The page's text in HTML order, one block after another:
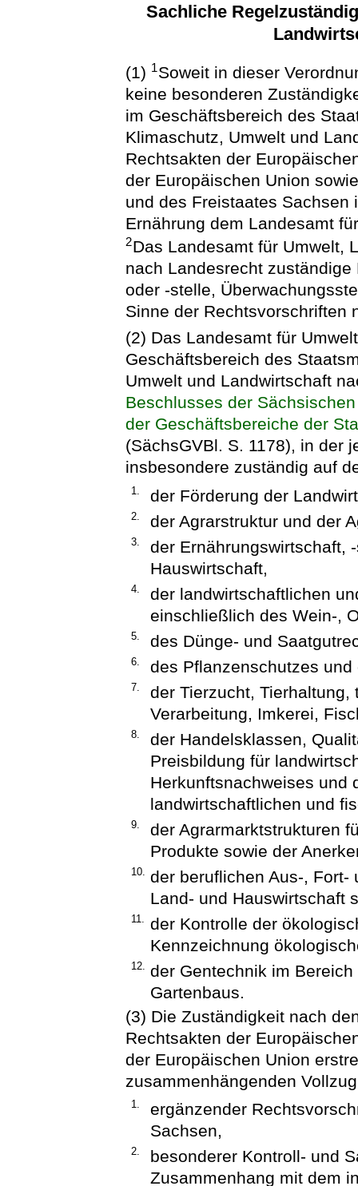
Sachliche
(1) 1Soweit in dieser
keine besonderen
im Geschäftsbereich des
Klimaschutz, Umwelt und
Rechtsakten der
der Europäischen Union
und des Freistaates Sachsen
Ernährung dem Landesamt
2Das Landesamt für Umwelt,
nach Landesrecht
oder -stelle,
Sinne der Rechtsvorschriften
(2) Das Landesamt für
Geschäftsbereich des
Umwelt und Landwirtschaft
Beschlusses der
der Geschäftsbereiche der
(SächsGVBl. S. 1178), in der
insbesondere zuständig auf
1. der Förderung der
2. der Agrarstruktur und der
3.
der Ernährungswirtschaft,
Hauswirtschaft,
4.
der landwirtschaftlichen
einschließlich des Wein-,
5. des Dünge- und
6. des Pflanzenschutzes
7.
der Tierzucht,
Verarbeitung, Imkerei,
8.
der Handelsklassen,
Preisbildung für
Herkunftsnachweises und
landwirtschaftlichen und
9.
der Agrarmarktstrukturen
Produkte sowie der
10.
der beruflichen Aus-, Fort-
Land- und Hauswirtschaft
11.
der Kontrolle der
Kennzeichnung
12.
der Gentechnik im
Gartenbaus.
(3) Die Zuständigkeit nach
Rechtsakten der
der Europäischen Union
zusammenhängenden Vollzug
1.
ergänzender
Sachsen,
2.
besonderer Kontroll- und
Zusammenhang mit dem